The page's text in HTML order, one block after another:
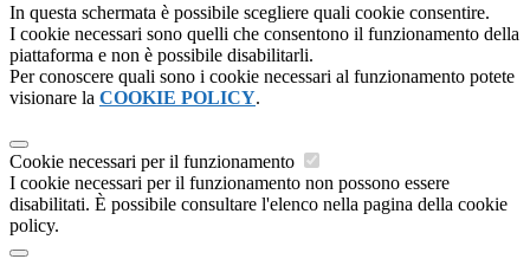
In questa schermata è possibile scegliere quali cookie consentire.
I cookie necessari sono quelli che consentono il funzionamento della
piattaforma e non è possibile disabilitarli.
Per conoscere quali sono i cookie necessari al funzionamento potete
visionare la COOKIE POLICY.
Cookie necessari per il funzionamento
I cookie necessari per il funzionamento non possono essere
disabilitati. È possibile consultare l'elenco nella pagina della cookie
policy.